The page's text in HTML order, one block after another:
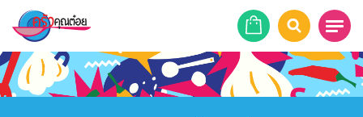
หน้าแรก